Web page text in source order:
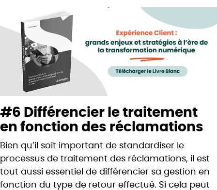
#6 Différencier le traitement
en fonction des réclamations
Bien qu’il soit important de standardiser le
processus de traitement des réclamations, il est
tout aussi essentiel de différencier sa gestion en
fonction du type de retour effectué. Si cela peut